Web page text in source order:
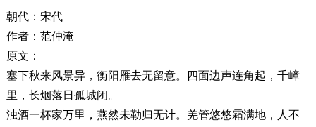
朝代：宋代
作者：范仲淹
原文：
塞下秋来风景异，衡阳雁去无留意。四面边声连角起，千嶂
里，长烟落日孤城闭。
浊酒一杯家万里，燕然未勒归无计。羌管悠悠霜满地，人不